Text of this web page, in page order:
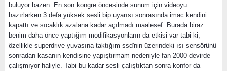
buluyor bazen. En son kongre öncesinde sunum için videoyu
hazırlarken 3 defa yüksek sesli bip uyarısı sonrasında imac kendini
kapattı ve sıcaklık azalana kadar açılmadı maalesef. Burada biraz
benim daha önce yaptığım modifikasyonların da etkisi var tabi ki,
özellikle superdrive yuvasına taktığım ssd'nin üzerindeki ısı sensörünü
sonradan kasanın kendisine yapıştırmam nedeniyle fan 2000 devirde
çalışmıyor haliyle. Tabi bu kadar sesli çalıştıktan sonra konfor da